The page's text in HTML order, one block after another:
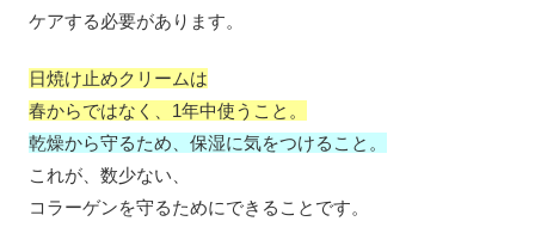
ケアする必要があります。
日焼け止めクリームは
春からではなく、1年中使うこと。
乾燥から守るため、保湿に気をつけること。
これが、数少ない、
コラーゲンを守るためにできることです。